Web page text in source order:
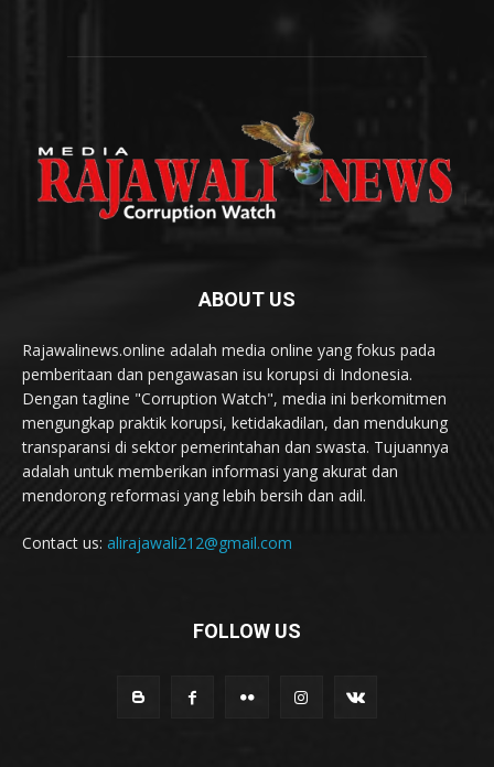
ABOUT US
Rajawalinews.online adalah media online yang fokus pada
pemberitaan dan pengawasan isu korupsi di Indonesia.
Dengan tagline "Corruption Watch", media ini berkomitmen
mengungkap praktik korupsi, ketidakadilan, dan mendukung
transparansi di sektor pemerintahan dan swasta. Tujuannya
adalah untuk memberikan informasi yang akurat dan
mendorong reformasi yang lebih bersih dan adil.
Contact us: alirajawali212@gmail.com
FOLLOW US